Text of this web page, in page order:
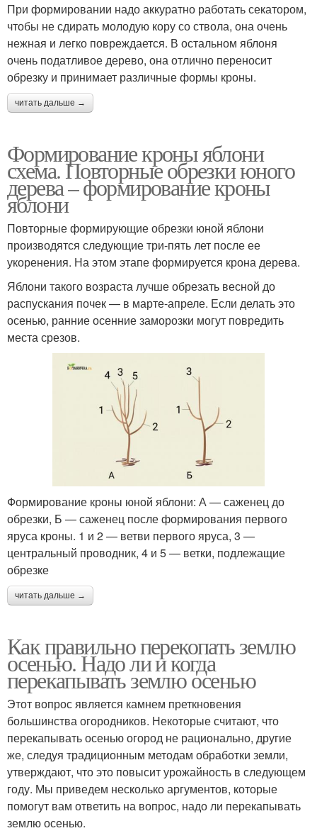
При формировании надо аккуратно работать секатором,
чтобы не сдирать молодую кору со ствола, она очень
нежная и легко повреждается. В остальном яблоня
очень податливое дерево, она отлично переносит
обрезку и принимает различные формы кроны.
читать дальше →
Формирование кроны яблони
схема. Повторные обрезки юного
дерева – формирование кроны
яблони
Повторные формирующие обрезки юной яблони
производятся следующие три-пять лет после ее
укоренения. На этом этапе формируется крона дерева.
Яблони такого возраста лучше обрезать весной до
распускания почек — в марте-апреле. Если делать это
осенью, ранние осенние заморозки могут повредить
места срезов.
Формирование кроны юной яблони: А — саженец до
обрезки, Б — саженец после формирования первого
яруса кроны. 1 и 2 — ветви первого яруса, 3 —
центральный проводник, 4 и 5 — ветки, подлежащие
обрезке
читать дальше →
Как правильно перекопать землю
осенью. Надо ли и когда
перекапывать землю осенью
Этот вопрос является камнем преткновения
большинства огородников. Некоторые считают, что
перекапывать осенью огород не рационально, другие
же, следуя традиционным методам обработки земли,
утверждают, что это повысит урожайность в следующем
году. Мы приведем несколько аргументов, которые
помогут вам ответить на вопрос, надо ли перекапывать
землю осенью.